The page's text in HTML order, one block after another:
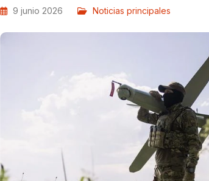
9 junio 2026 Noticias principales